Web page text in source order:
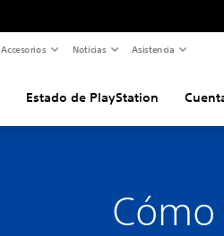
Accesorios Noticias Asistencia
Estado de PlayStation